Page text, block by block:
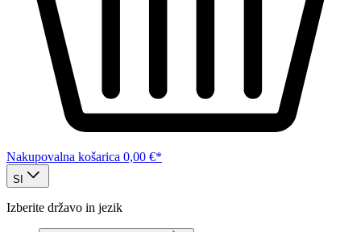
Nakupovalna košarica 0,00 €*
SI
Izberite državo in jezik